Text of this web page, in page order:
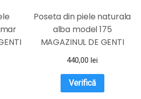
Poseta din piele naturala
alba model 175
MAGAZINUL DE GENTI
440,00 lei
Verifică